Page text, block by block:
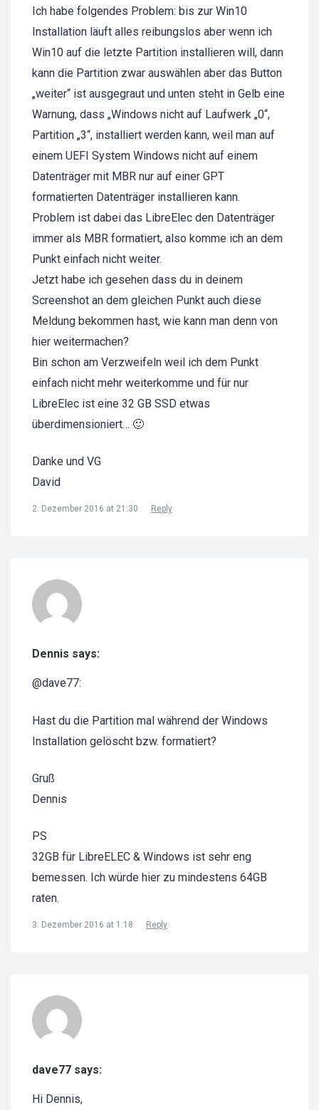
Ich habe folgendes Problem: bis zur Win10
Installation läuft alles reibungslos aber wenn ich
Win10 auf die letzte Partition installieren will, dann
kann die Partition zwar auswählen aber das Button
„weiter“ ist ausgegraut und unten steht in Gelb eine
Warnung, dass „Windows nicht auf Laufwerk „0“,
Partition „3“, installiert werden kann, weil man auf
einem UEFI System Windows nicht auf einem
Datenträger mit MBR nur auf einer GPT
formatierten Datenträger installieren kann.
Problem ist dabei das LibreElec den Datenträger
immer als MBR formatiert, also komme ich an dem
Punkt einfach nicht weiter.
Jetzt habe ich gesehen dass du in deinem
Screenshot an dem gleichen Punkt auch diese
Meldung bekommen hast, wie kann man denn von
hier weitermachen?
Bin schon am Verzweifeln weil ich dem Punkt
einfach nicht mehr weiterkomme und für nur
LibreElec ist eine 32 GB SSD etwas
überdimensioniert… 🙂
Danke und VG
David
2. Dezember 2016 at 21:30 Reply
Dennis says:
@dave77:
Hast du die Partition mal während der Windows
Installation gelöscht bzw. formatiert?
Gruß
Dennis
PS
32GB für LibreELEC & Windows ist sehr eng
bemessen. Ich würde hier zu mindestens 64GB
raten.
3. Dezember 2016 at 1:18 Reply
dave77 says:
Hi Dennis,